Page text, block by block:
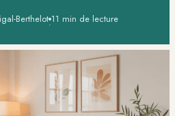
Berthelot·11 min de lecture